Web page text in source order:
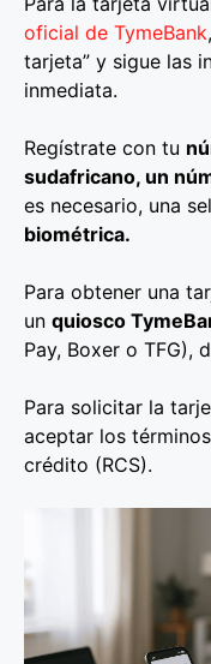
oficial de TymeBank
tarjeta” y sigue las
inmediata.
Regístrate con tu
sudafricano, un
es necesario, una
biométrica.
Para obtener una
un quiosco
Pay, Boxer o TFG),
Para solicitar la
aceptar los
crédito (RCS).